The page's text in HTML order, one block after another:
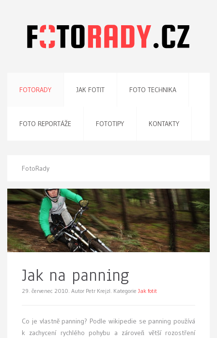
FOTORADY JAK FOTIT FOTO TECHNIKA
FOTO REPORTÁŽE FOTOTIPY KONTAKTY
FotoRady
Jak na panning
29. červenec 2010. Autor Petr Krejzl. Kategorie Jak fotit
Co je vlastně panning? Podle wikipedie se panning používá
k zachycení rychlého pohybu a zároveň větší rozostření